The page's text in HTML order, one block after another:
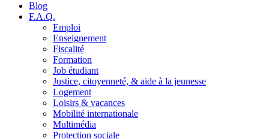
Blog
F.A.Q.
Emploi
Enseignement
Fiscalité
Formation
Job étudiant
Justice, citoyenneté, & aide à la jeunesse
Logement
Loisirs & vacances
Mobilité internationale
Multimédia
Protection sociale